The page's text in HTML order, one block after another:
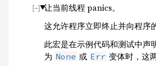
让当前线程 panics。
这允许程序立即终止并向程序
此宏是在示例代码和测试中声
为 None 或 Err 变体时，这